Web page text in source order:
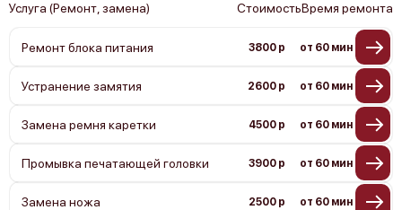
Услуга (Ремонт, замена) СтоимостьВремя ремонта
Ремонт блока питания 3800 р от 60 мин
Устранение замятия 2600 р от 60 мин
Замена ремня каретки 4500 р от 60 мин
Промывка печатающей головки 3900 р от 60 мин
Замена ножа 2500 р от 60 мин